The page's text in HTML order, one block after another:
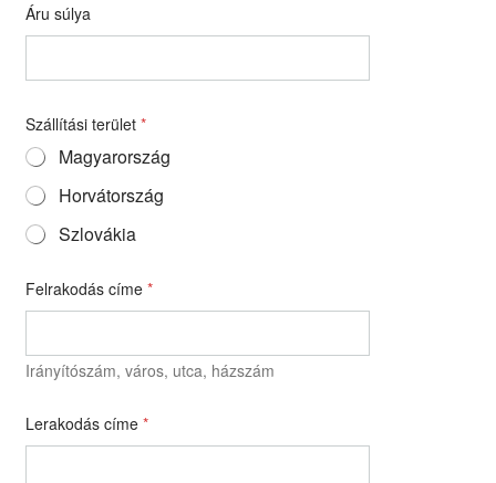
Áru súlya
Szállítási terület *
Magyarország
Horvátország
Szlovákia
Felrakodás címe *
Irányítószám, város, utca, házszám
Lerakodás címe *